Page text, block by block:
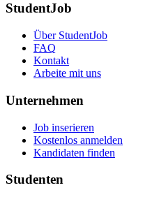
StudentJob
Über StudentJob
FAQ
Kontakt
Arbeite mit uns
Unternehmen
Job inserieren
Kostenlos anmelden
Kandidaten finden
Studenten